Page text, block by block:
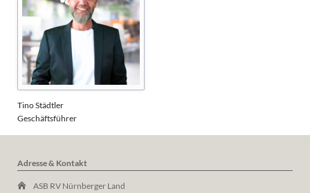
Tino Städtler
Geschäftsführer
Adresse & Kontakt
ASB RV Nürnberger Land